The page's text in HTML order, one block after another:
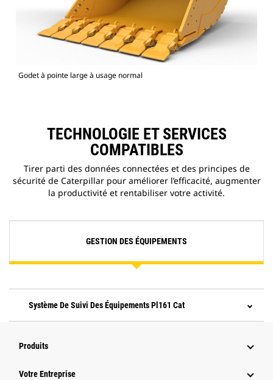
Godet à pointe large à usage normal
TECHNOLOGIE ET SERVICES
COMPATIBLES
Tirer parti des données connectées et des principes de
sécurité de Caterpillar pour améliorer l’efficacité, augmenter
la productivité et rentabiliser votre activité.
GESTION DES ÉQUIPEMENTS
Système De Suivi Des Équipements Pl161 Cat
Produits
Votre Entreprise